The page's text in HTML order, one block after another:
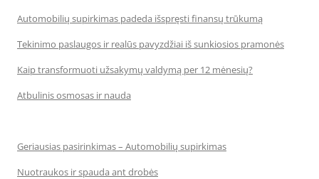
Automobilių supirkimas padeda išspręsti finansų trūkumą
Tekinimo paslaugos ir realūs pavyzdžiai iš sunkiosios pramonės
Kaip transformuoti užsakymų valdymą per 12 mėnesių?
Atbulinis osmosas ir nauda
Geriausias pasirinkimas – Automobilių supirkimas
Nuotraukos ir spauda ant drobės